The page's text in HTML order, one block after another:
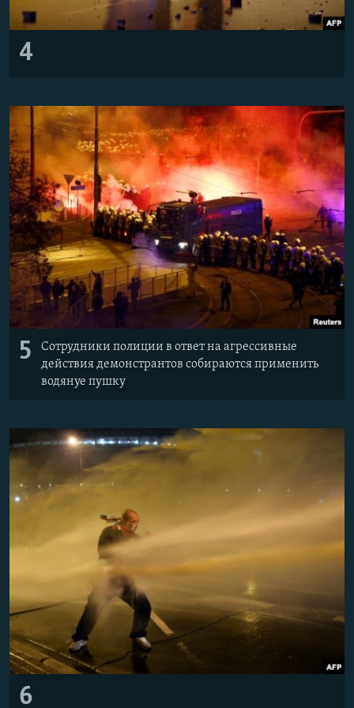
4
5
Сотрудники полиции в ответ на агрессивные
действия демонстрантов собираются применить
водянуе пушку
6